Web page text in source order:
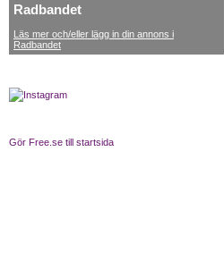
Radbandet
Läs mer och/eller lägg in din annons i
Radbandet
Gör Free.se till startsida